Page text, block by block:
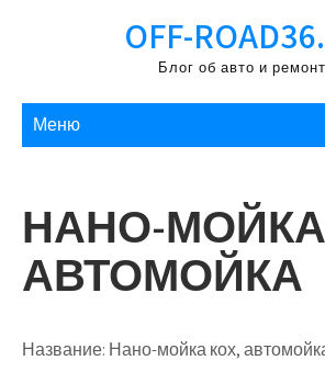
OFF-
Блог об авто и
Меню
НАНО-
АВТОМОЙКА
Название: Нано-мойка кох,